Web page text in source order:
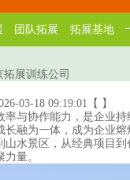
团队拓展 拓展基地
拓展训练公司
03-18 09:19:01【 】
率与协作能力，是企业
长融为一体，成为企业熔
水景区，从经典项目
量。